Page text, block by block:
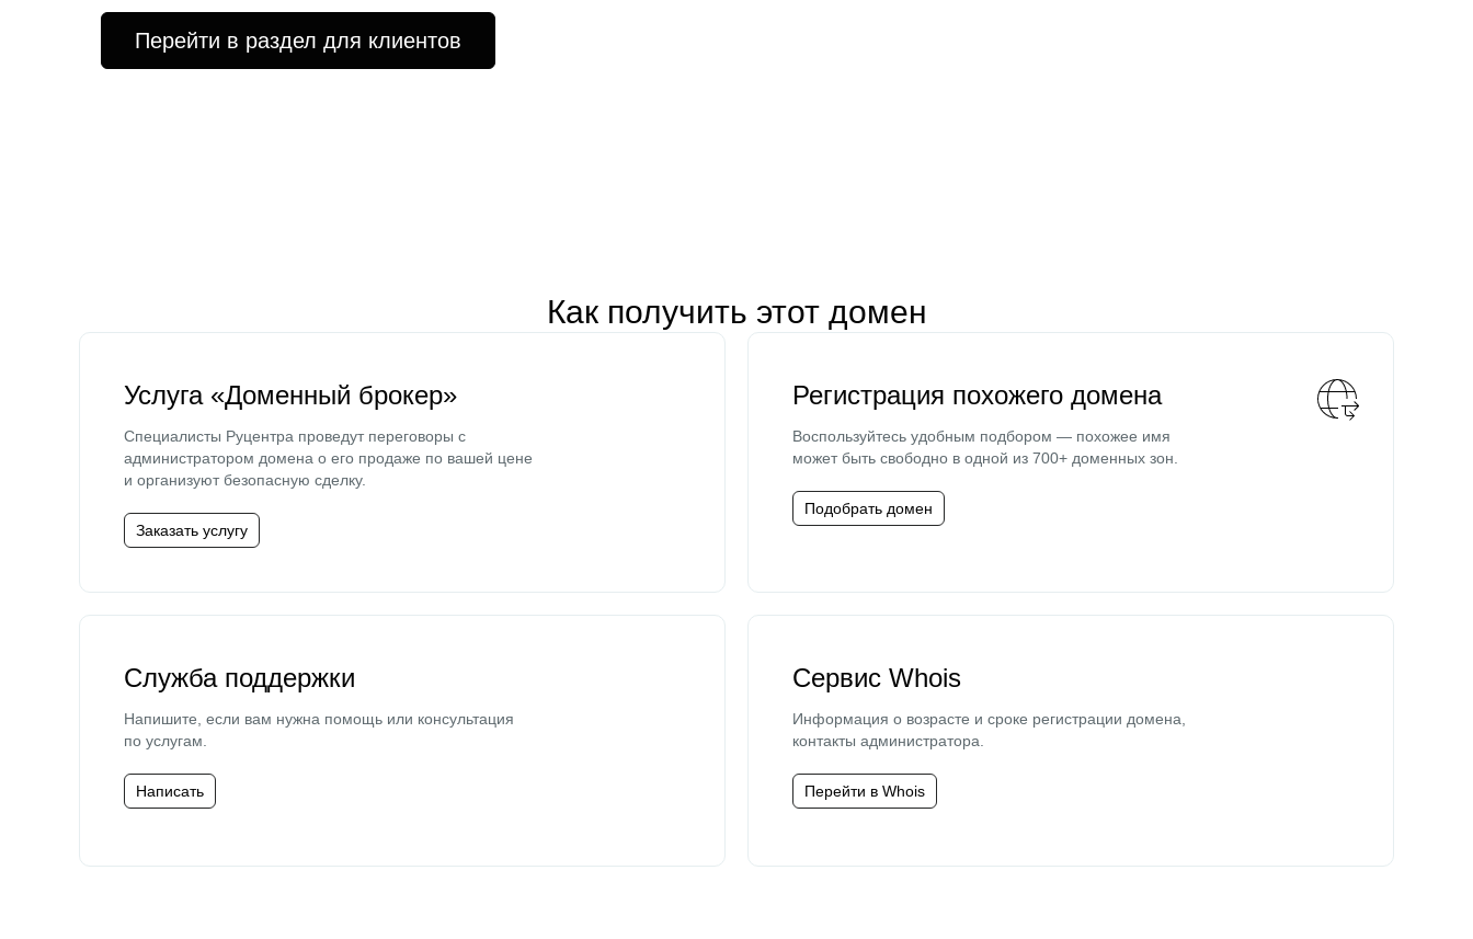
Перейти в раздел для клиентов
Как получить этот домен
Услуга «Доменный брокер»
Специалисты Руцентра проведут переговоры с
администратором домена о его продаже по вашей цене
и организуют безопасную сделку.
Заказать услугу
Регистрация похожего домена
Воспользуйтесь удобным подбором — похожее имя
может быть свободно в одной из 700+ доменных зон.
Подобрать домен
Служба поддержки
Напишите, если вам нужна помощь или консультация
по услугам.
Написать
Сервис Whois
Информация о возрасте и сроке регистрации домена,
контакты администратора.
Перейти в Whois